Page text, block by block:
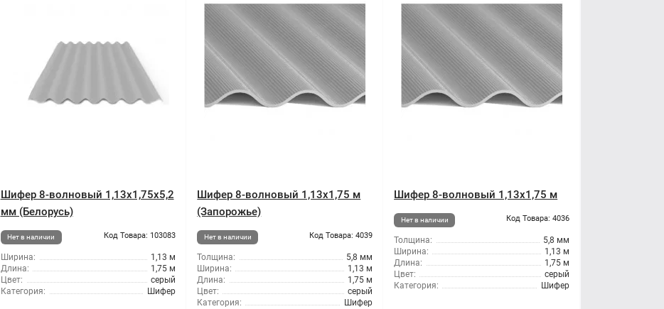
Шифер 8-волновый 1,13x1,75x5,2
мм (Белорусь)
Нет в наличии Код Товара: 103083
Ширина:
1,13 м
Длина:
1,75 м
Цвет:
серый
Категория:
Шифер
Шифер 8-волновый 1,13x1,75 м
(Запорожье)
Нет в наличии Код Товара: 4039
Толщина:
5,8 мм
Ширина:
1,13 м
Длина:
1,75 м
Цвет:
серый
Категория:
Шифер
Шифер 8-волновый 1,13x1,75 м
Нет в наличии Код Товара: 4036
Толщина:
5,8 мм
Ширина:
1,13 м
Длина:
1,75 м
Цвет:
серый
Категория:
Шифер